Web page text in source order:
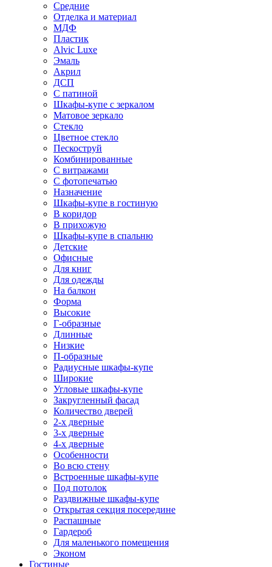
Средние
Отделка и материал
МДФ
Пластик
Alvic Luxe
Эмаль
Акрил
ДСП
С патиной
Шкафы-купе с зеркалом
Матовое зеркало
Стекло
Цветное стекло
Пескоструй
Комбинированные
С витражами
С фотопечатью
Назначение
Шкафы-купе в гостиную
В коридор
В прихожую
Шкафы-купе в спальню
Детские
Офисные
Для книг
Для одежды
На балкон
Форма
Высокие
Г-образные
Длинные
Низкие
П-образные
Радиусные шкафы-купе
Широкие
Угловые шкафы-купе
Закругленный фасад
Количество дверей
2-х дверные
3-х дверные
4-х дверные
Особенности
Во всю стену
Встроенные шкафы-купе
Под потолок
Раздвижные шкафы-купе
Открытая секция посередине
Распашные
Гардероб
Для маленького помещения
Эконом
Гостиные